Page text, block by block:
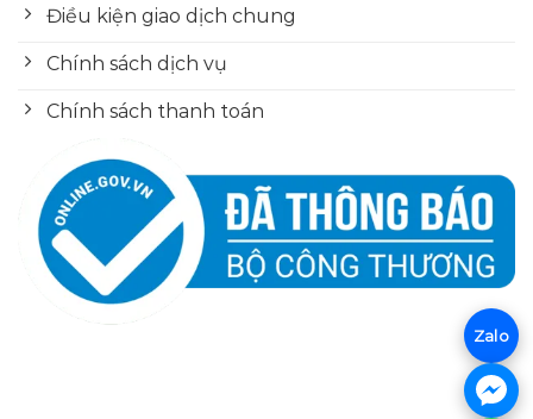
Điều kiện giao dịch chung
Chính sách dịch vụ
Chính sách thanh toán
Zalo